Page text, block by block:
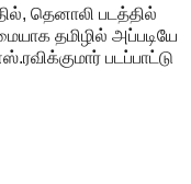
தெனாலி படத்தில்
தமிழில் அப்படியே
படப்பாட்டு